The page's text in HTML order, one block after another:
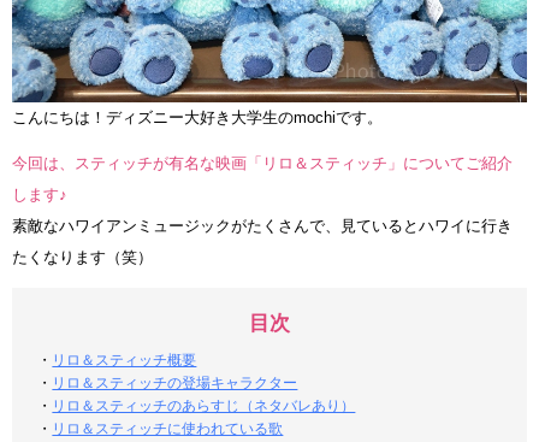
こんにちは！ディズニー大好き大学生のmochiです。
今回は、スティッチが有名な映画「リロ＆スティッチ」についてご紹介
します♪
素敵なハワイアンミュージックがたくさんで、見ているとハワイに行き
たくなります（笑）
目次
・ リロ＆スティッチ概要
・ リロ＆スティッチの登場キャラクター
・ リロ＆スティッチのあらすじ（ネタバレあり）
・ リロ＆スティッチに使われている歌